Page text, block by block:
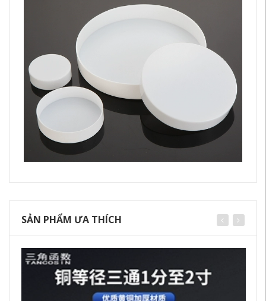
SẢN PHẨM ƯA THÍCH